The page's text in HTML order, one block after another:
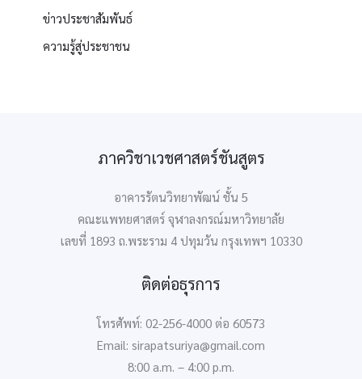
ข่าวประชาสัมพันธ์
ความรู้สู่ประชาชน
ภาควิชาเวชศาสตร์ชันสูตร
อาคารรัตนวิทยาพัฒน์ ชั้น 5
คณะแพทยศาสตร์ จุฬาลงกรณ์มหาวิทยาลัย
เลขที่ 1893 ถ.พระราม 4 ปทุมวัน กรุงเทพฯ 10330
ติดต่อธุรการ
โทรศัพท์: 02-256-4000 ต่อ 60573
Email: sirapatsuriya@gmail.com
8:00 a.m. – 4:00 p.m.